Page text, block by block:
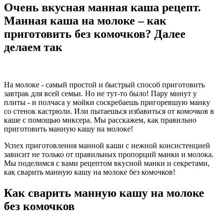
Очень вкусная манная каша рецепт.
Манная каша на молоке – как
приготовить без комочков? Далее
делаем так
На молоке - самый простой и быстрый способ приготовить
завтрак для всей семьи. Но не тут-то было! Пару минут у
плиты - и полчаса у мойки соскребаешь пригоревшую манку
со стенок кастрюли. Или пытаешься избавиться от комочков в
каше с помощью миксера. Мы расскажем, как правильно
приготовить манную кашу на молоке!
Успех приготовления манной каши с нежной консистенцией
зависит не только от правильных пропорций манки и молока.
Мы поделимся с вами рецептом вкусной манки и секретами,
как сварить манную кашу на молоке без комочков!
Как сварить манную кашу на молоке
без комочков